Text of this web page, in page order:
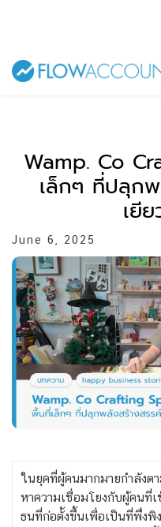
Wamp. Co
เล็กๆ ที่ปลุก
เยี
June 6, 2025
ในยุคที่ผู้คนมากมายกำลังต
หาความเชื่อมโยงกับผู้คนที่
ธนที่ก่อตั้งขึ้นเพื่อเป็นที่พึ่งพิ